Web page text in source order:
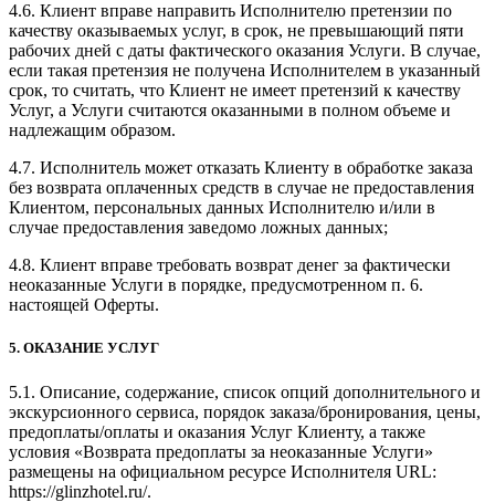
4.6. Клиент вправе направить Исполнителю претензии по
качеству оказываемых услуг, в срок, не превышающий пяти
рабочих дней с даты фактического оказания Услуги. В случае,
если такая претензия не получена Исполнителем в указанный
срок, то считать, что Клиент не имеет претензий к качеству
Услуг, а Услуги считаются оказанными в полном объеме и
надлежащим образом.
4.7. Исполнитель может отказать Клиенту в обработке заказа
без возврата оплаченных средств в случае не предоставления
Клиентом, персональных данных Исполнителю и/или в
случае предоставления заведомо ложных данных;
4.8. Клиент вправе требовать возврат денег за фактически
неоказанные Услуги в порядке, предусмотренном п. 6.
настоящей Оферты.
5. ОКАЗАНИЕ УСЛУГ
5.1. Описание, содержание, список опций дополнительного и
экскурсионного сервиса, порядок заказа/бронирования, цены,
предоплаты/оплаты и оказания Услуг Клиенту, а также
условия «Возврата предоплаты за неоказанные Услуги»
размещены на официальном ресурсе Исполнителя URL:
https://glinzhotel.ru/.